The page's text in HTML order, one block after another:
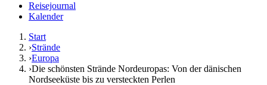
Reisejournal
Kalender
Start
›Strände
›Europa
›Die schönsten Strände Nordeuropas: Von der dänischen
Nordseeküste bis zu versteckten Perlen